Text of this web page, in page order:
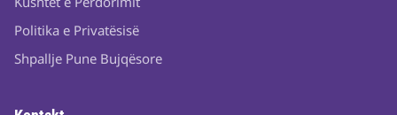
Politika e Privatësisë
Shpallje Pune Bujqësore